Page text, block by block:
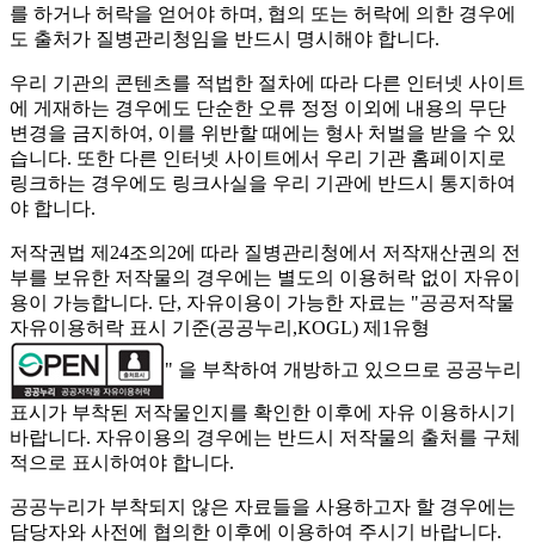
를 하거나 허락을 얻어야 하며, 협의 또는 허락에 의한 경우에
도 출처가 질병관리청임을 반드시 명시해야 합니다.
우리 기관의 콘텐츠를 적법한 절차에 따라 다른 인터넷 사이트
에 게재하는 경우에도 단순한 오류 정정 이외에 내용의 무단
변경을 금지하여, 이를 위반할 때에는 형사 처벌을 받을 수 있
습니다. 또한 다른 인터넷 사이트에서 우리 기관 홈페이지로
링크하는 경우에도 링크사실을 우리 기관에 반드시 통지하여
야 합니다.
저작권법 제24조의2에 따라 질병관리청에서 저작재산권의 전
부를 보유한 저작물의 경우에는 별도의 이용허락 없이 자유이
용이 가능합니다. 단, 자유이용이 가능한 자료는 "공공저작물
자유이용허락 표시 기준(공공누리,KOGL) 제1유형
" 을 부착하여 개방하고 있으므로 공공누리
표시가 부착된 저작물인지를 확인한 이후에 자유 이용하시기
바랍니다. 자유이용의 경우에는 반드시 저작물의 출처를 구체
적으로 표시하여야 합니다.
공공누리가 부착되지 않은 자료들을 사용하고자 할 경우에는
담당자와 사전에 협의한 이후에 이용하여 주시기 바랍니다.